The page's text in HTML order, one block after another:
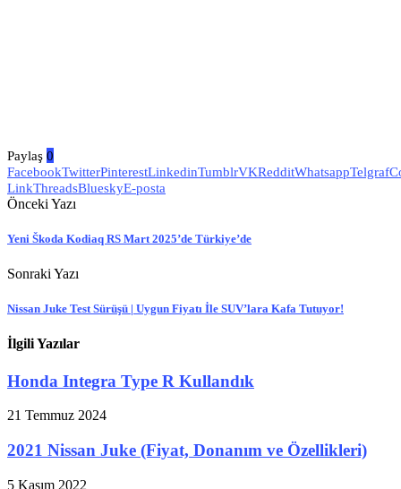
Paylaş 0
FacebookTwitterPinterestLinkedinTumblrVKRedditWhatsappTelgraf
LinkThreadsBlueskyE-posta
Önceki Yazı
Yeni Škoda Kodiaq RS Mart 2025’de Türkiye’de
Sonraki Yazı
Nissan Juke Test Sürüşü | Uygun Fiyatı İle SUV’lara Kafa Tutuyor!
İlgili Yazılar
Honda Integra Type R Kullandık
21 Temmuz 2024
2021 Nissan Juke (Fiyat, Donanım ve Özellikleri)
5 Kasım 2022